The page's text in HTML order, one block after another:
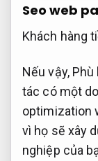
Seo web
Khách hàng
Nếu vậy, Phù
tác có một
optimization
vì họ sẽ xây
nghiệp của